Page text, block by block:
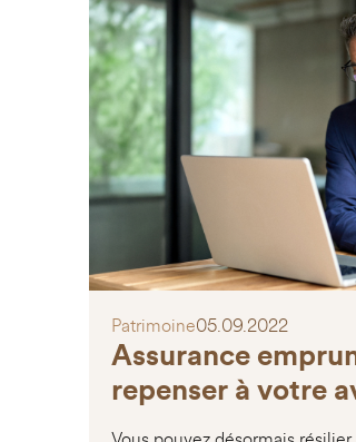
Patrimoine05.09.2022
Assurance
repenser à votre